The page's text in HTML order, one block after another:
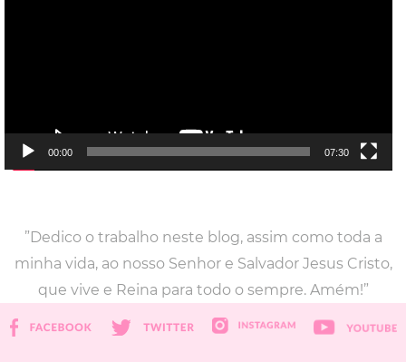
00:00 07:30
”Dedico o trabalho neste blog, assim como toda a
minha vida, ao nosso Senhor e Salvador Jesus Cristo,
que vive e Reina para todo o sempre. Amém!”